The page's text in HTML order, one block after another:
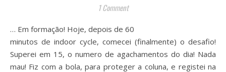
1 Comment
… Em formação! Hoje, depois de 60
minutos de indoor cycle, comecei (finalmente) o desafio!
Superei em 15, o numero de agachamentos do dia! Nada
mau! Fiz com a bola, para proteger a coluna, e registei na